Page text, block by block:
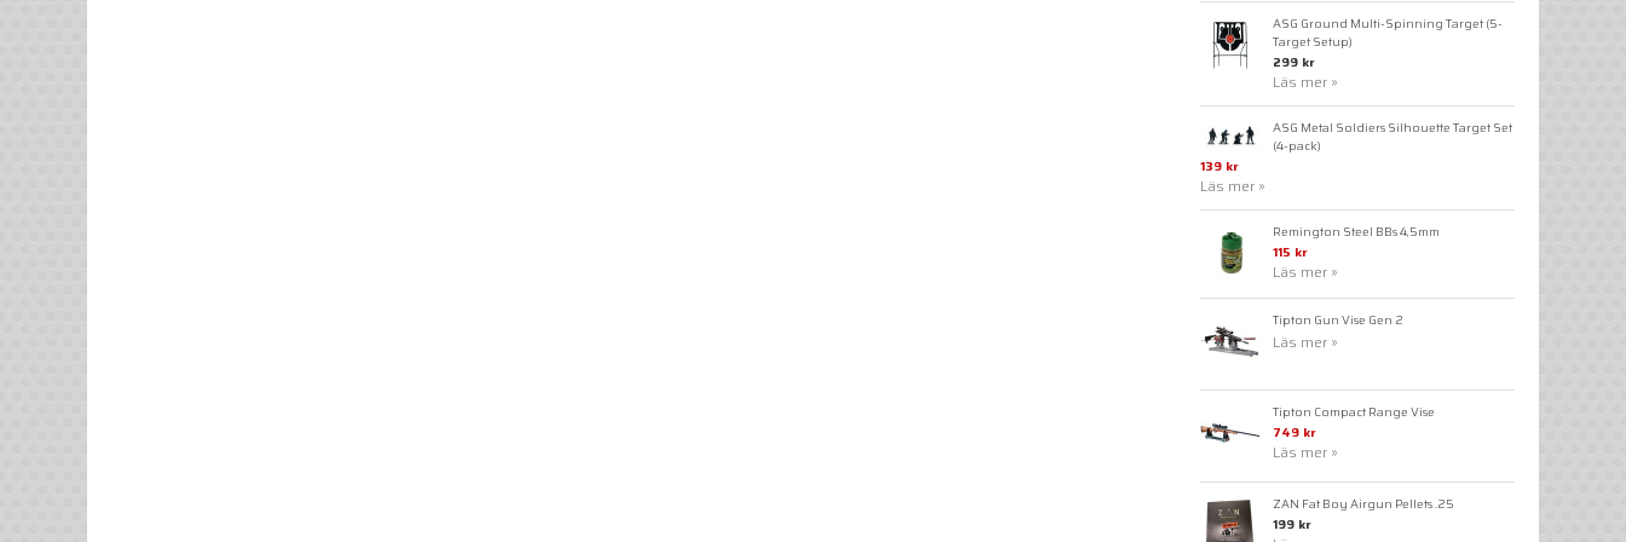
ASG Ground Multi-Spinning Target (5-
Target Setup)
299 kr
Läs mer »
ASG Metal Soldiers Silhouette Target Set
(4-pack)
139 kr
Läs mer »
Remington Steel BBs 4,5mm
115 kr
Läs mer »
Tipton Gun Vise Gen 2
Läs mer »
Tipton Compact Range Vise
749 kr
Läs mer »
ZAN Fat Boy Airgun Pellets .25
199 kr